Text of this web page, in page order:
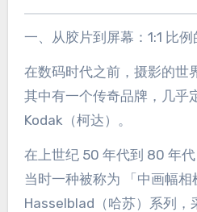
一、从胶片到屏幕：1:1 比
在数码时代之前，摄影的世
其中有一个传奇品牌，几乎
Kodak（柯达）。
在上世纪 50 年代到 80 年代
当时一种被称为 「中画幅
Hasselblad（哈苏）系列，